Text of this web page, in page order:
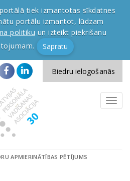
tiek izmantotas sīkdatnes
portālu izmantot, lūdzam
politiku un izteikt piekrišanu
Sapratu
Biedru ielogošanās
APMIERINĀTĪBAS PĒTĪJUMS